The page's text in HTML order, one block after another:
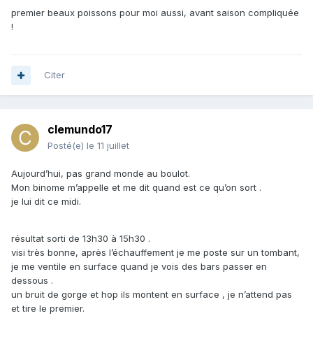
premier beaux poissons pour moi aussi, avant saison compliquée
!
Citer
clemundo17
Posté(e) le 11 juillet
Aujourd’hui, pas grand monde au boulot.
Mon binome m’appelle et me dit quand est ce qu’on sort .
je lui dit ce midi.
résultat sorti de 13h30 à 15h30 .
visi très bonne, après l’échauffement je me poste sur un tombant,
je me ventile en surface quand je vois des bars passer en
dessous .
un bruit de gorge et hop ils montent en surface , je n’attend pas
et tire le premier.